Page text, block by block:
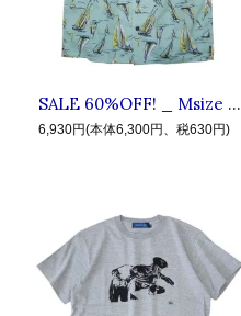
SALE 60%OFF! _ Msize #9 YAC ◆ LIVE IN FAB EARTH リブインファブアース : 半袖 ヨット総柄シャツ Blue
6,930円(本体6,300円、税630円)